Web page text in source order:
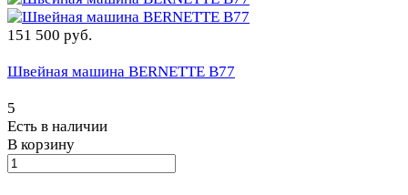
151 500 руб.
Швейная машина BERNETTE B77
5
Есть в наличии
В корзину